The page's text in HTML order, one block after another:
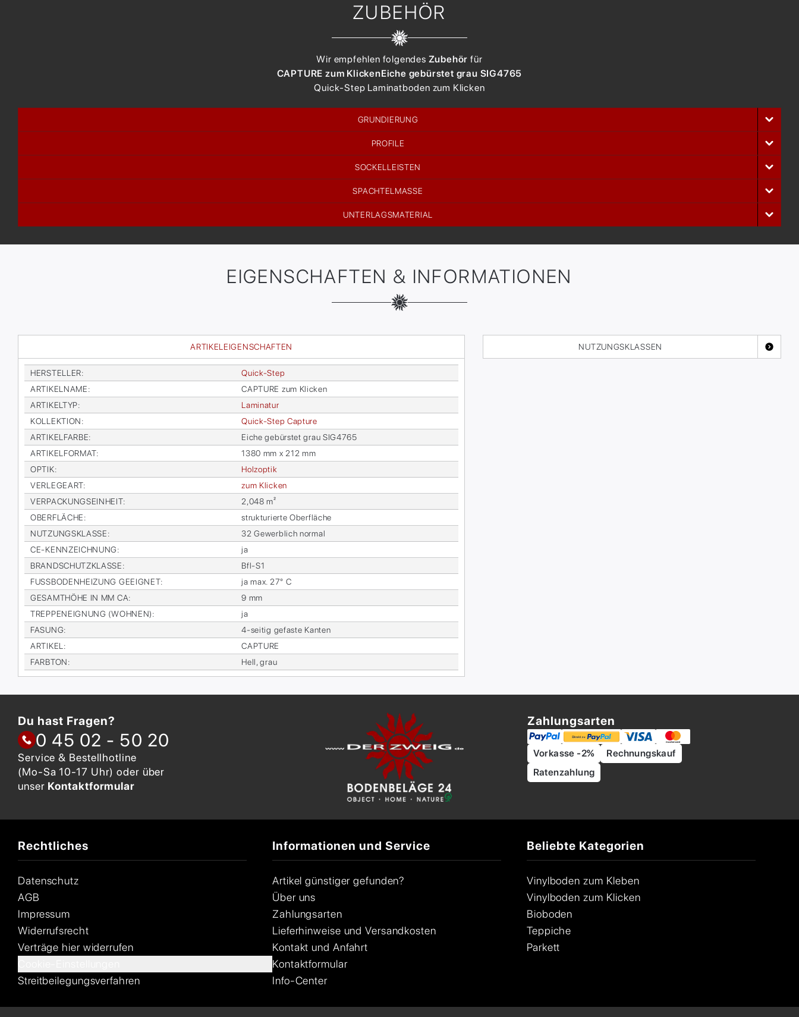
ZUBEHÖR
Wir empfehlen folgendes Zubehör für
CAPTURE zum KlickenEiche gebürstet grau SIG4765
Quick-Step Laminatboden zum Klicken
GRUNDIERUNG
PROFILE
SOCKELLEISTEN
SPACHTELMASSE
UNTERLAGSMATERIAL
EIGENSCHAFTEN & INFORMATIONEN
ARTIKELEIGENSCHAFTEN
HER­STEL­LER:
Quick-Step
AR­TI­KEL­NA­ME:
CAP­TU­RE zum Kli­cken
AR­TI­KEL­TYP:
La­mi­na­tur
KOL­LEK­TI­ON:
Quick-Step Cap­tu­re
AR­TI­KEL­FAR­BE:
Ei­che ge­bürs­tet grau SIG4765
AR­TI­KEL­FOR­MAT:
1380 mm x 212 mm
OP­TIK:
Holz­op­tik
VER­LE­GE­ART:
zum Kli­cken
VER­PA­CKUNGS­EIN­HEIT:
2,048 m²
OBER­FLÄ­CHE:
struk­tu­rier­te Ober­flä­che
NUT­ZUNGS­KLAS­SE:
32 Ge­werb­lich nor­mal
CE-KENN­ZEICH­NUNG:
ja
BRAND­SCHUTZ­KLAS­SE:
Bfl-S1
FUSS­BO­DEN­HEI­ZUNG GE­EIG­NET:
ja max. 27° C
GE­SAMT­HÖ­HE IN MM CA:
9 mm
TREP­PEN­EIG­NUNG (WOH­NEN):
ja
FA­SUNG:
4-sei­tig ge­fas­te Kan­ten
AR­TI­KEL :
CAP­TU­RE
FARB­TON: Hell, grau
NUTZUNGSKLASSEN
Du hast Fragen?
0 45 02 - 50 20
Service & Bestellhotline
(Mo-Sa 10-17 Uhr) oder über
unser Kontaktformular
Zahlungsarten
Vorkasse -2%
Rechnungskauf
Ratenzahlung
Rechtliches
Datenschutz
AGB
Impressum
Widerrufsrecht
Verträge hier widerrufen
Streitbeilegungsverfahren
Informationen und Service
Artikel günstiger gefunden?
Über uns
Zahlungsarten
Lieferhinweise und Versandkosten
Kontakt und Anfahrt
Kontaktformular
Info-Center
Beliebte Kategorien
Vinylboden zum Kleben
Vinylboden zum Klicken
Bioboden
Teppiche
Parkett